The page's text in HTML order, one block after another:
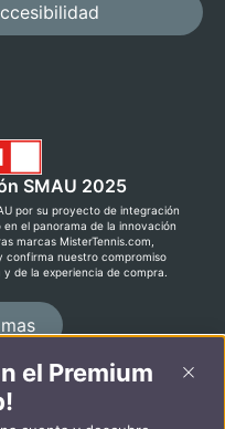
SMAU 2025
por su proyecto de integración
el panorama de la innovación
marcas MisterTennis.com,
confirma nuestro compromiso
de la experiencia de compra.
el Premium